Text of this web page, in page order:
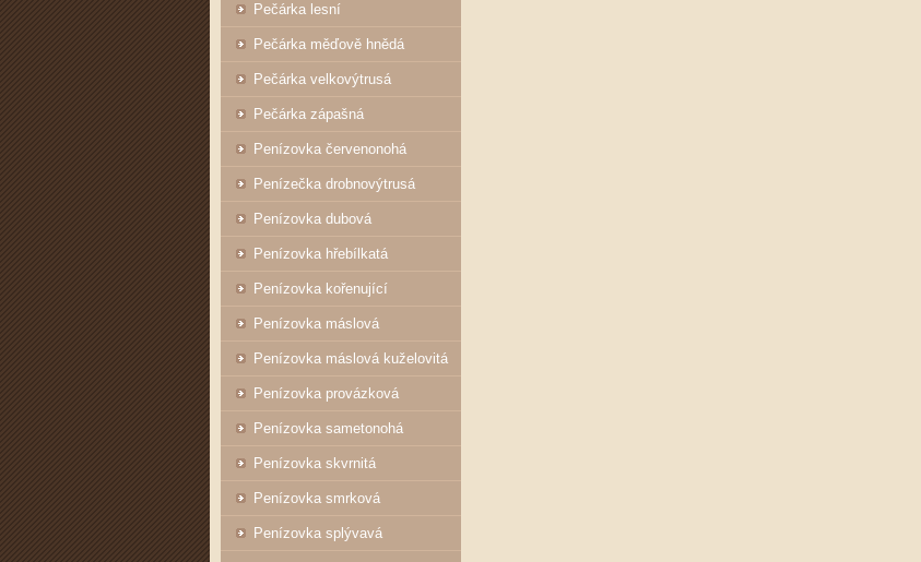
Pečárka lesní
Pečárka měďově hnědá
Pečárka velkovýtrusá
Pečárka zápašná
Penízovka červenonohá
Penízečka drobnovýtrusá
Penízovka dubová
Penízovka hřebílkatá
Penízovka kořenující
Penízovka máslová
Penízovka máslová kuželovitá
Penízovka provázková
Penízovka sametonohá
Penízovka skvrnitá
Penízovka smrková
Penízovka splývavá